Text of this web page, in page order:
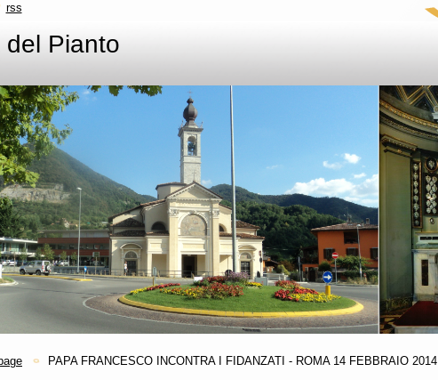
Pianto
PAPA FRANCESCO INCONTRA I FIDANZATI - ROMA 14 FEBBRAIO 2014
rss